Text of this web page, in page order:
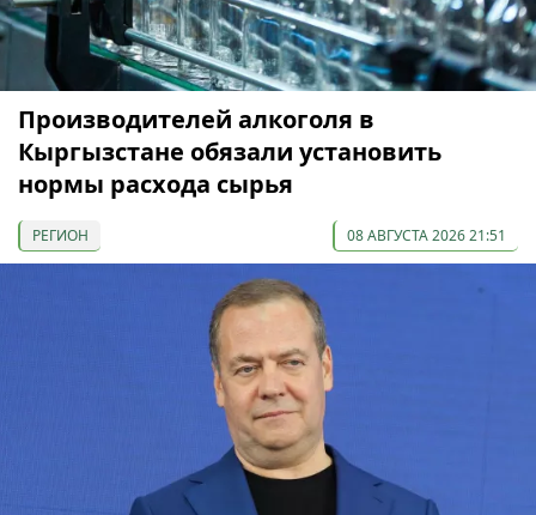
Производителей алкоголя в
Кыргызстане обязали установить
нормы расхода сырья
РЕГИОН 08 АВГУСТА 2026 21:51